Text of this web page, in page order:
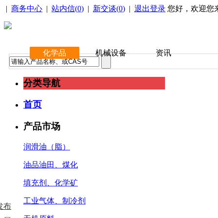
| 商务中心 | 站内信(0) | 新交谈(0) | 退出登录 您好，欢迎您
化学品 机械设备 资讯
分类导航
首页
产品市场
润滑油（脂）
油品油田、煤化
填充剂、化学矿
工业气体、制冷剂
布